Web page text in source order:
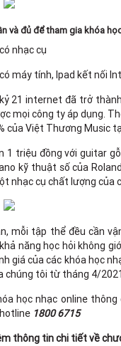
và đủ để tham gia khóa
nhạc cụ
máy tính, Ipad kết nối
21 internet đã trở
mọi công ty áp dụng.
của Việt Thương Music
1 triệu đồng với guitar
kỹ thuật số của
nhạc cụ chất lượng của
mỗi tập thể đều cần
năng học hỏi không
giá của các khóa học
chúng tôi từ tháng 4/
học nhạc online
1800 6715
thông tin chi tiết về